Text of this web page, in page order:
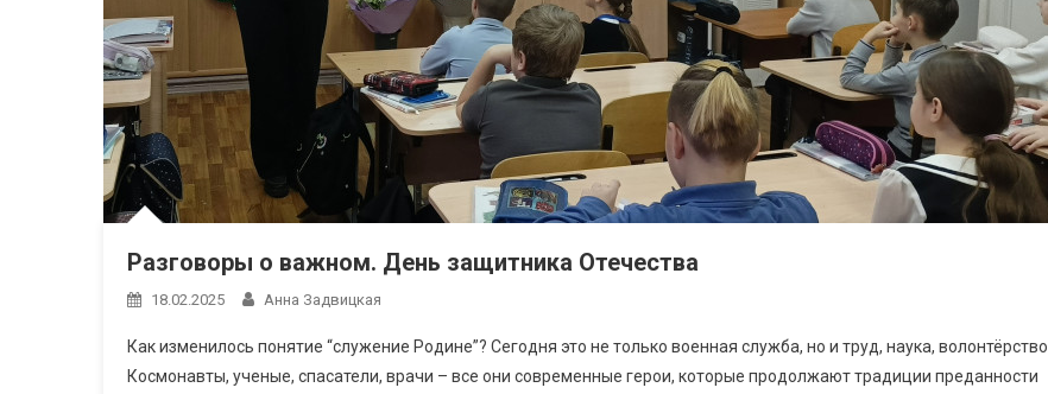
Разговоры о важном. День защитника Отечества
18.02.2025 Анна Задвицкая
Как изменилось понятие “служение Родине”? Сегодня это не только военная служба, но и труд, наука, волонтёрство.
Космонавты, ученые, спасатели, врачи – все они современные герои, которые продолжают традиции преданности